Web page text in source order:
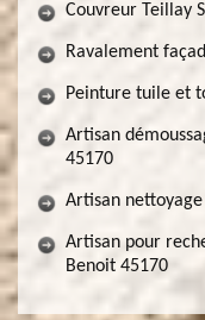
Couvreur Teillay
Ravalement
Peinture tuile et
Artisan
45170
Artisan
Artisan pour
Benoit 45170